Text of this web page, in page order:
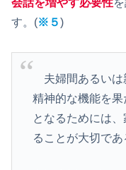
す。(※５)
夫婦間あるいは
精神的な機能を
となるためには
ることが大切であ